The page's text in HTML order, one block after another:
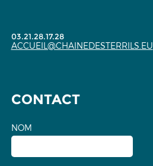
03.21.28.17.28
ACCUEIL@CHAINEDESTERRILS.EU
CONTACT
NOM